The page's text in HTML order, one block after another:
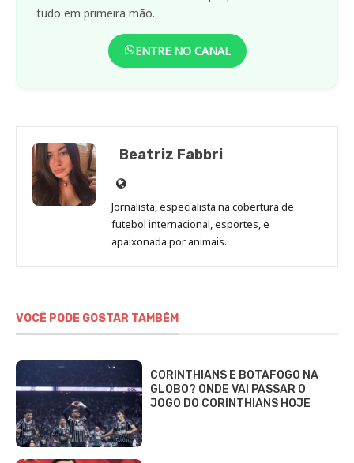
tudo em primeira mão.
ENTRE NO CANAL
Beatriz Fabbri
Site
de
Beatriz
Fabbri
Jornalista, especialista na cobertura de
futebol internacional, esportes, e
apaixonada por animais.
VOCÊ PODE GOSTAR TAMBÉM
CORINTHIANS E BOTAFOGO NA
GLOBO? ONDE VAI PASSAR O
JOGO DO CORINTHIANS HOJE